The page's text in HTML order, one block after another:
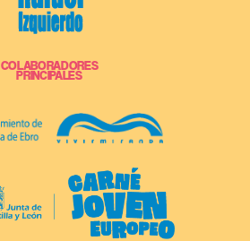
COLABORADORES
PRINCIPALES